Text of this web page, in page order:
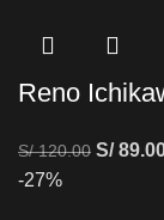
Reno
S/120.00 S/
-27%